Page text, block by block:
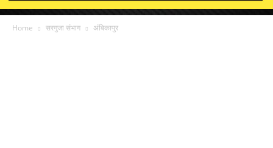
Home सरगुजा संभाग अंबिकापुर